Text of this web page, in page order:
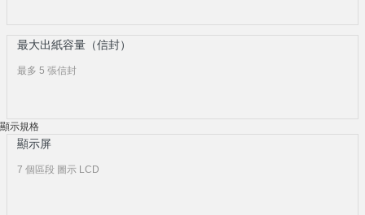
最大出紙容量（信封）
最多 5 張信封
顯示規格
顯示屏
7 個區段 圖示 LCD